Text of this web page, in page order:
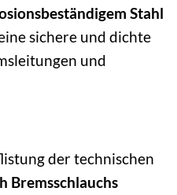
Stahl
sichere und dichte
und
der technischen
Bremsschlauchs